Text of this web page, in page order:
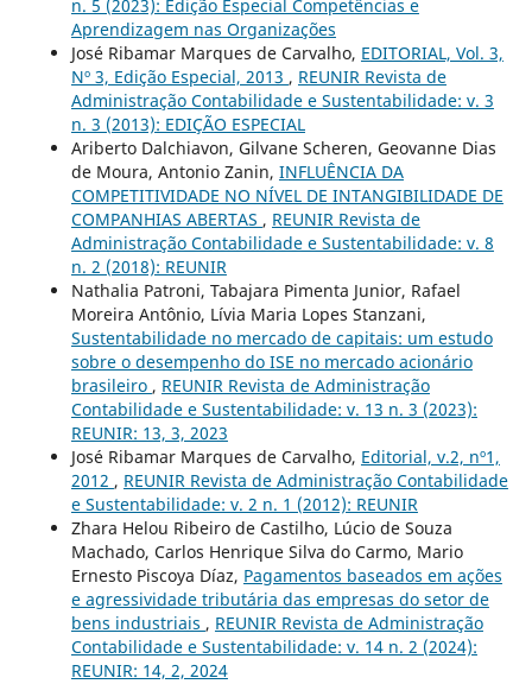
n. 5 (2023): Edição Especial Competências e
Aprendizagem nas Organizações
José Ribamar Marques de Carvalho, EDITORIAL, Vol. 3,
Nº 3, Edição Especial, 2013 , REUNIR Revista de
Administração Contabilidade e Sustentabilidade: v. 3
n. 3 (2013): EDIÇÃO ESPECIAL
Ariberto Dalchiavon, Gilvane Scheren, Geovanne Dias
de Moura, Antonio Zanin, INFLUÊNCIA DA
COMPETITIVIDADE NO NÍVEL DE INTANGIBILIDADE DE
COMPANHIAS ABERTAS , REUNIR Revista de
Administração Contabilidade e Sustentabilidade: v. 8
n. 2 (2018): REUNIR
Nathalia Patroni, Tabajara Pimenta Junior, Rafael
Moreira Antônio, Lívia Maria Lopes Stanzani,
Sustentabilidade no mercado de capitais: um estudo
sobre o desempenho do ISE no mercado acionário
brasileiro , REUNIR Revista de Administração
Contabilidade e Sustentabilidade: v. 13 n. 3 (2023):
REUNIR: 13, 3, 2023
José Ribamar Marques de Carvalho, Editorial, v.2, nº1,
2012 , REUNIR Revista de Administração Contabilidade
e Sustentabilidade: v. 2 n. 1 (2012): REUNIR
Zhara Helou Ribeiro de Castilho, Lúcio de Souza
Machado, Carlos Henrique Silva do Carmo, Mario
Ernesto Piscoya Díaz, Pagamentos baseados em ações
e agressividade tributária das empresas do setor de
bens industriais , REUNIR Revista de Administração
Contabilidade e Sustentabilidade: v. 14 n. 2 (2024):
REUNIR: 14, 2, 2024